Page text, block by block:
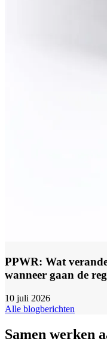
PPWR: Wat
wanneer gaan de
10 juli 2026
Alle blogberichten
Samen werken